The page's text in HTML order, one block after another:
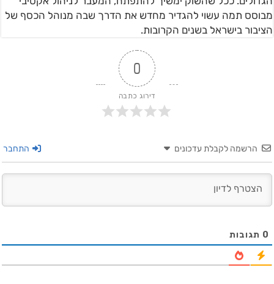
מבוסס תמה עשוי להגדיר מחדש את הדרך שבה מנוהל הכסף של
הציבור בישראל בשנים הקרובות.
0
דירוג כתבה
הרשמה לקבלת עדכונים התחבר
0 תגובות